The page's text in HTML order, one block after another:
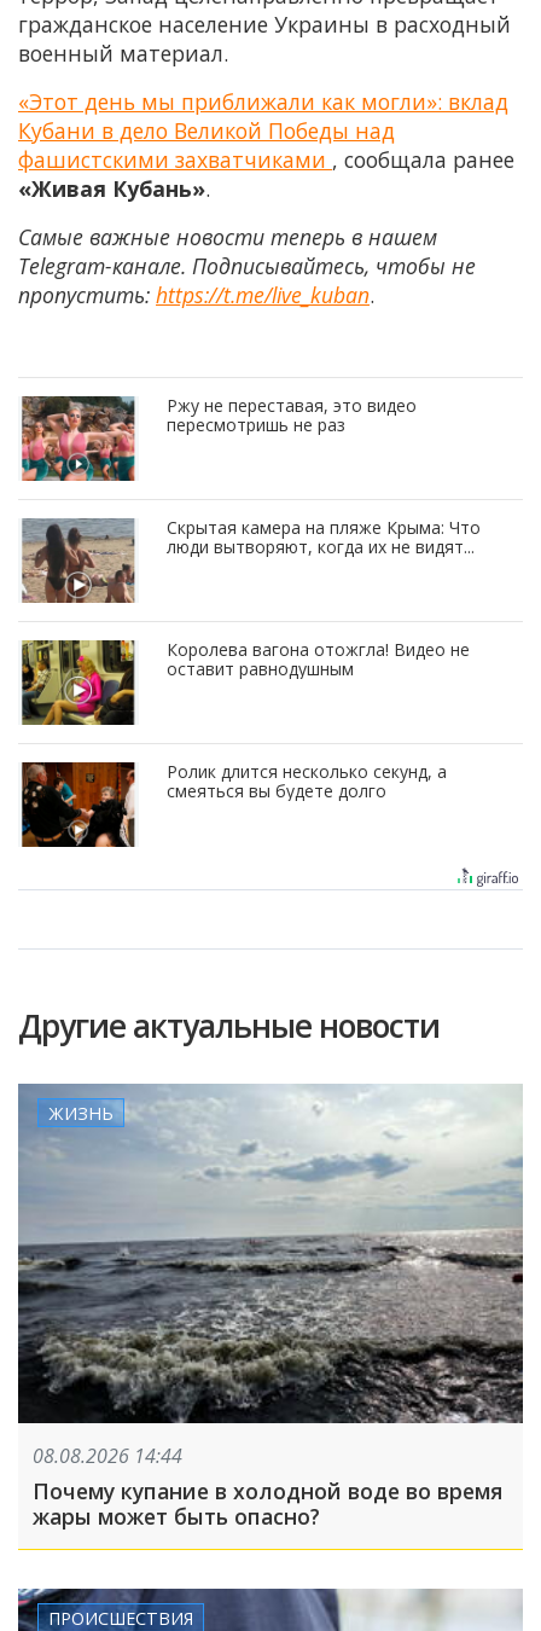
гражданское население Украины в расходный
военный материал.
«Этот день мы приближали как могли»: вклад
Кубани в дело Великой Победы над
фашистскими захватчиками , сообщала ранее
«Живая Кубань».
Самые важные новости теперь в нашем
Telegram-канале. Подписывайтесь, чтобы не
пропустить: https://t.me/live_kuban.
Ржу не переставая, это видео
пересмотришь не раз
Скрытая камера на пляже Крыма: Что
люди вытворяют, когда их не видят...
Королева вагона отожгла! Видео не
оставит равнодушным
Ролик длится несколько секунд, а
смеяться вы будете долго
Другие актуальные новости
ЖИЗНЬ
08.08.2026 14:44
Почему купание в холодной воде во время
жары может быть опасно?
ПРОИСШЕСТВИЯ